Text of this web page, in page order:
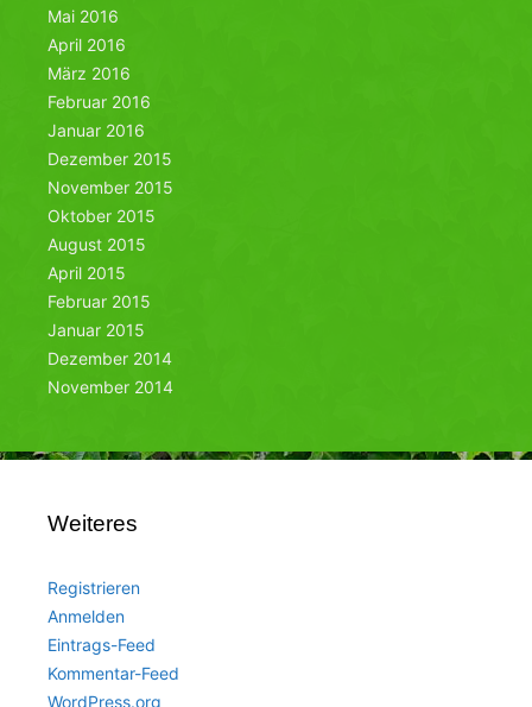
Mai 2016
April 2016
März 2016
Februar 2016
Januar 2016
Dezember 2015
November 2015
Oktober 2015
August 2015
April 2015
Februar 2015
Januar 2015
Dezember 2014
November 2014
Weiteres
Registrieren
Anmelden
Eintrags-Feed
Kommentar-Feed
WordPress.org